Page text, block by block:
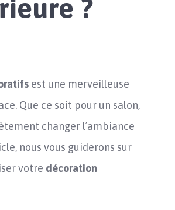
?
est une merveilleuse
Que ce soit pour un salon,
changer l’ambiance
nous vous guiderons sur
votre décoration